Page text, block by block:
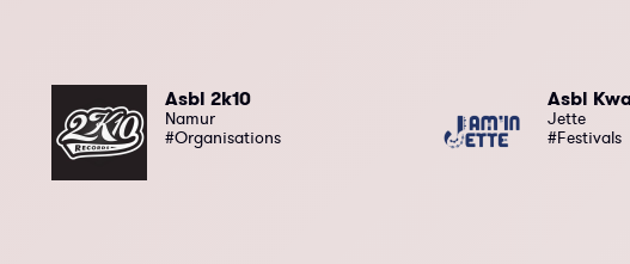
Asbl 2k10
Namur
#Organisations
Asbl
Jette
#Festivals